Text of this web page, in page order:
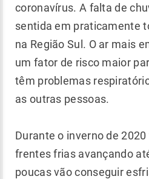
coronavírus. A falta de
sentida em praticamente
na Região Sul. O ar mais
um fator de risco maior
têm problemas
as outras pessoas.
Durante o inverno de
frentes frias avançando
poucas vão conseguir